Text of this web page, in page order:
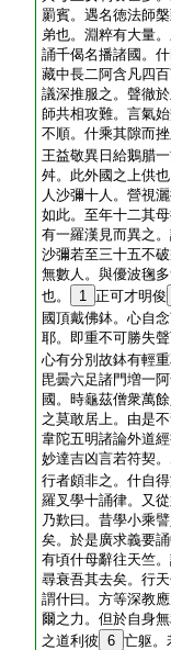
罽賓。遇名徳法師
弟也。淵粹有大量
誦千偈名播諸國。
藏中長二阿含凡四
議深推服之。聲徹
師共相攻難。言氣
不順。什乘其隙而
王益敬異日給鵝腊
舛。此外國之上供
人沙彌十人。營視
如此。至年十二其
有一羅漢見而異之
沙彌若至三十五不
無數人。與優波毱
也。
1 正可才明俊
國頂戴佛鉢。心自
耶。即重不可勝失
心有分別故鉢有輕
毘曇六足諸門増一
國。時龜茲僧衆萬
之莫敢居上。由是
韋陀五明諸論外道
妙達吉凶言若符契
行者頗非之。什自
羅叉學十誦律。又
乃歎曰。昔學小乘
矣。於是廣求義要
有頃什母辭往天竺
尋衰吾其去矣。行
謂什曰。方等深教
爾之力。但於自身
之道利彼 6 亡躯。